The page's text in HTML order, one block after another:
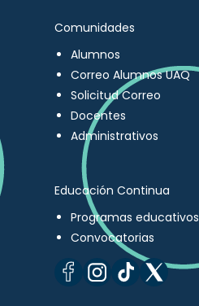
Comunidades
Alumnos
Correo Alumnos UAQ
Solicitud Correo
Docentes
Administrativos
Educación Continua
Programas educativos
Convocatorias